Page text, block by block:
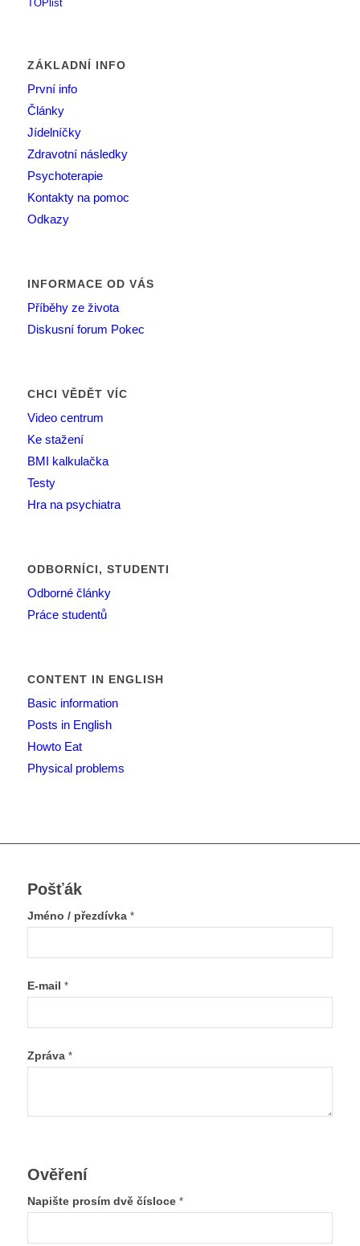
ZÁKLADNÍ INFO
První info
Články
Jídelníčky
Zdravotní následky
Psychoterapie
Kontakty na pomoc
Odkazy
INFORMACE OD VÁS
Příběhy ze života
Diskusní forum Pokec
CHCI VĚDĚT VÍC
Video centrum
Ke stažení
BMI kalkulačka
Testy
Hra na psychiatra
ODBORNÍCI, STUDENTI
Odborné články
Práce studentů
CONTENT IN ENGLISH
Basic information
Posts in English
Howto Eat
Physical problems
Pošťák
Jméno / přezdívka *
E-mail *
Zpráva *
Ověření
Napište prosím dvě čísloce *